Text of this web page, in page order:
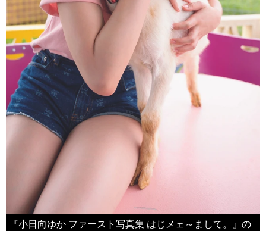
『小日向ゆか ファースト写真集 はじメェ～まして。』の